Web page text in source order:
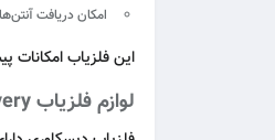
امکان دریافت
این فلزیاب امکانات
لوازم فلزیاب Discovery دیسکاوری